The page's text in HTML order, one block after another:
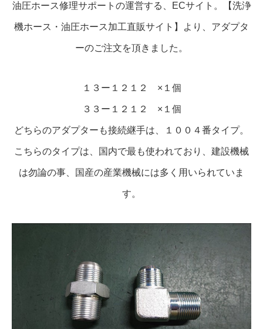
油圧ホース修理サポートの運営する、ECサイト。【洗浄
機ホース・油圧ホース加工直販サイト】より、アダプタ
ーのご注文を頂きました。
１３ー１２１２ ×１個
３３ー１２１２ ×１個
どちらのアダプターも接続継手は、１００４番タイプ。
こちらのタイプは、国内で最も使われており、建設機械
は勿論の事、国産の産業機械には多く用いられていま
す。